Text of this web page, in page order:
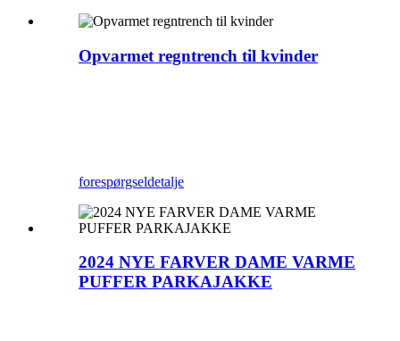
Opvarmet regntrench til kvinder
forespørgseldetalje
2024 NYE FARVER DAME VARME
PUFFER PARKAJAKKE